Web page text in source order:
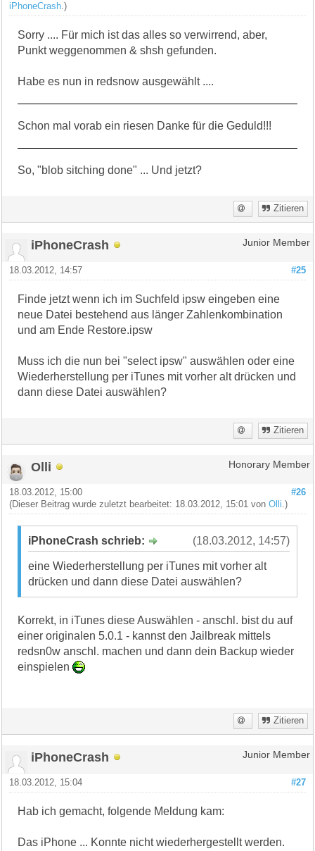
iPhoneCrash .)
Sorry .... Für mich ist das alles so verwirrend, aber,
Punkt weggenommen & shsh gefunden.
Habe es nun in redsnow ausgewählt ....
Schon mal vorab ein riesen Danke für die Geduld!!!
So, "blob sitching done" ... Und jetzt?
Zitieren
iPhoneCrash Junior Member
#25
18.03.2012, 14:57
Finde jetzt wenn ich im Suchfeld ipsw eingeben eine
neue Datei bestehend aus länger Zahlenkombination
und am Ende Restore.ipsw
Muss ich die nun bei "select ipsw" auswählen oder eine
Wiederherstellung per iTunes mit vorher alt drücken und
dann diese Datei auswählen?
Zitieren
Olli Honorary Member
#26
18.03.2012, 15:00
(Dieser Beitrag wurde zuletzt bearbeitet: 18.03.2012, 15:01 vonOlli .)
(18.03.2012, 14:57)
iPhoneCrash schrieb:
eine Wiederherstellung per iTunes mit vorher alt
drücken und dann diese Datei auswählen?
Korrekt, in iTunes diese Auswählen - anschl. bist du auf
einer originalen 5.0.1 - kannst den Jailbreak mittels
redsn0w anschl. machen und dann dein Backup wieder
einspielen
Zitieren
iPhoneCrash Junior Member
#27
18.03.2012, 15:04
Hab ich gemacht, folgende Meldung kam:
Das iPhone ... Konnte nicht wiederhergestellt werden.